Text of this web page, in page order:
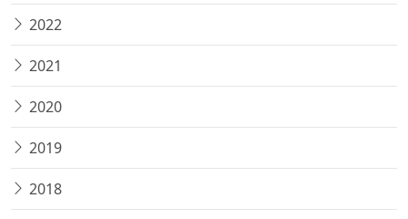
2022
2021
2020
2019
2018